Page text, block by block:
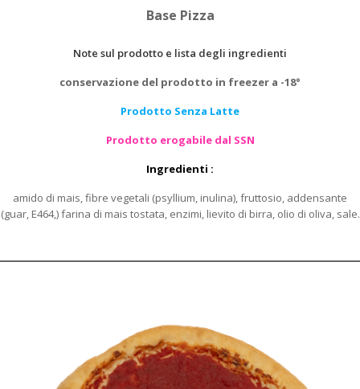
Base Pizza
Note sul prodotto e lista degli ingredienti
conservazione del prodotto in freezer a -18°
Prodotto Senza Latte
Prodotto erogabile dal SSN
Ingredienti :
amido di mais, fibre vegetali (psyllium, inulina), fruttosio, addensante
(guar, E464,) farina di mais tostata, enzimi, lievito di birra, olio di oliva, sale.